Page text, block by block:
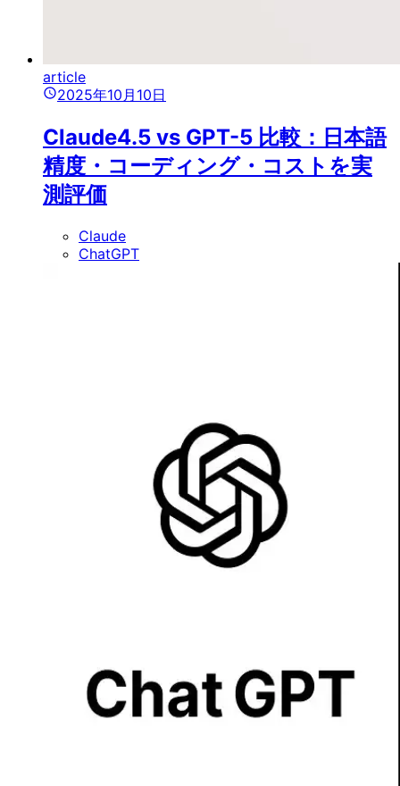
article
2025年10月10日
Claude4.5 vs GPT-5 比較：日本語
精度・コーディング・コストを実
測評価
Claude
ChatGPT